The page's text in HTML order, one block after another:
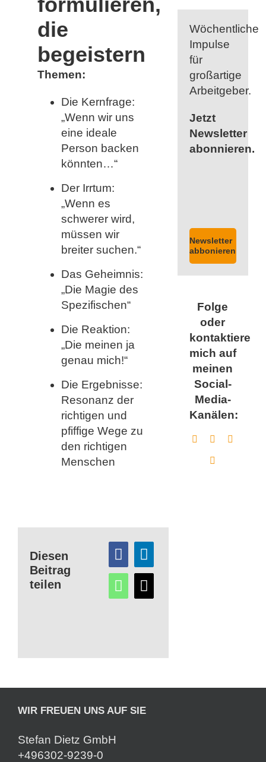
die
begeistern
Themen:
Die Kernfrage:
„Wenn wir uns
eine ideale
Person backen
könnten…“
Der Irrtum:
„Wenn es
schwerer wird,
müssen wir
breiter suchen.“
Das Geheimnis:
„Die Magie des
Spezifischen“
Die Reaktion:
„Die meinen ja
genau mich!“
Die Ergebnisse:
Resonanz der
richtigen und
pfiffige Wege zu
den richtigen
Menschen
Diesen
Beitrag
teilen
Wöchentliche
Impulse
für
großartige
Arbeitgeber.
Jetzt
Newsletter
abonnieren.
Newsletter
abbonieren
Folge
oder
kontaktiere
mich auf
meinen
Social-
Media-
Kanälen:
WIR FREUEN UNS AUF SIE
Stefan Dietz GmbH
+496302-9239-0